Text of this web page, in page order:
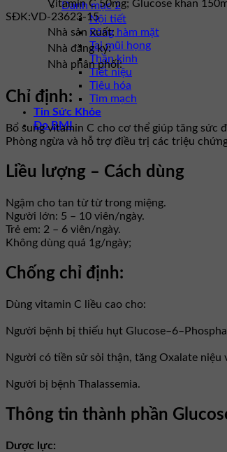
Danh mục 2
Nội tiết
Răng hàm mặt
Tai mũi họng
Thần kinh
Tiết niệu
Tiêu hóa
Tim mạch
Tin Sức Khỏe
Đo BMI
Vitamin C 50mg; Glucose khan
SĐK:VD-23623-15
Nhà sản xuất:
Nhà đăng ký:
Nhà phân phối:
Chỉ định:
Bổ sung vitamin C cho cơ thể giúp tăng sức
Phòng ngừa và hỗ trợ điều trị các triệu
Liều lượng – Cách dùng
Ngậm cho tan từ từ trong miệng.
Người lớn: 5 – 10 viên/ngày.
Trẻ em: 2 – 6 viên/ngày.
Không dùng quá 1g/ngày;
Chống chỉ định:
Dùng vitamin C liều cao cho:
Người bệnh bị thiếu hụt
Người có tiền sử sỏi thận, tăng Oxalate niệu
Người bị bệnh Thalassemia.
Thông tin thành phần
Dược lực: